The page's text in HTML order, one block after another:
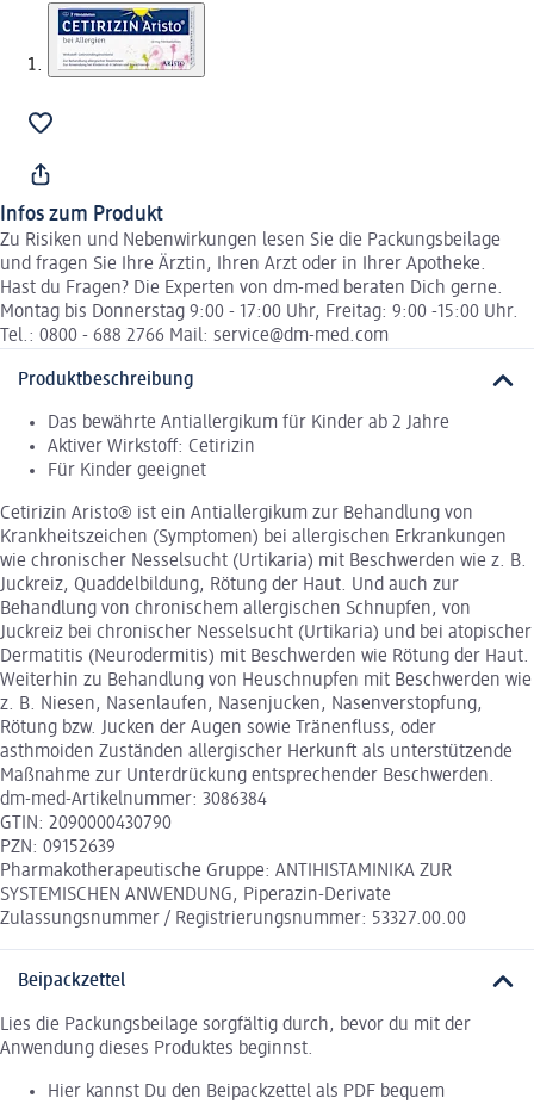
Infos zum Produkt
Zu Risiken und Nebenwirkungen lesen Sie die Packungsbeilage
und fragen Sie Ihre Ärztin, Ihren Arzt oder in Ihrer Apotheke.
Hast du Fragen? Die Experten von dm-med beraten Dich gerne.
Montag bis Donnerstag 9:00 - 17:00 Uhr, Freitag: 9:00 -15:00 Uhr.
Tel.: 0800 - 688 2766 Mail: service@dm-med.com
Produktbeschreibung
Das bewährte Antiallergikum für Kinder ab 2 Jahre
Aktiver Wirkstoff: Cetirizin
Für Kinder geeignet
Cetirizin Aristo® ist ein Antiallergikum zur Behandlung von
Krankheitszeichen (Symptomen) bei allergischen Erkrankungen
wie chronischer Nesselsucht (Urtikaria) mit Beschwerden wie z. B.
Juckreiz, Quaddelbildung, Rötung der Haut. Und auch zur
Behandlung von chronischem allergischen Schnupfen, von
Juckreiz bei chronischer Nesselsucht (Urtikaria) und bei atopischer
Dermatitis (Neurodermitis) mit Beschwerden wie Rötung der Haut.
Weiterhin zu Behandlung von Heuschnupfen mit Beschwerden wie
z. B. Niesen, Nasenlaufen, Nasenjucken, Nasenverstopfung,
Rötung bzw. Jucken der Augen sowie Tränenfluss, oder
asthmoiden Zuständen allergischer Herkunft als unterstützende
Maßnahme zur Unterdrückung entsprechender Beschwerden.
dm-med-Artikelnummer: 3086384
GTIN: 2090000430790
PZN: 09152639
Pharmakotherapeutische Gruppe: ANTIHISTAMINIKA ZUR
SYSTEMISCHEN ANWENDUNG, Piperazin-Derivate
Zulassungsnummer / Registrierungsnummer: 53327.00.00
Beipackzettel
Lies die Packungsbeilage sorgfältig durch, bevor du mit der
Anwendung dieses Produktes beginnst.
Hier kannst Du den Beipackzettel als PDF bequem